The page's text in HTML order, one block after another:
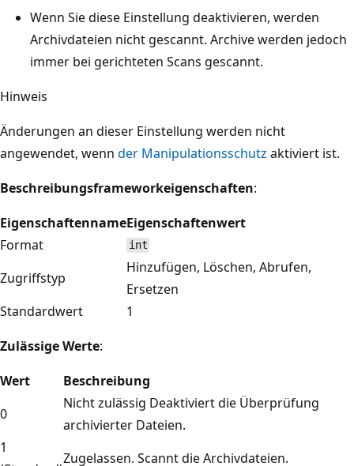
Wenn Sie diese Einstellung deaktivieren, werden
Archivdateien nicht gescannt. Archive werden jedoch
immer bei gerichteten Scans gescannt.
Hinweis
Änderungen an dieser Einstellung werden nicht
angewendet, wenn der Manipulationsschutz aktiviert ist.
Beschreibungsframeworkeigenschaften:
EigenschaftennameEigenschaftenwert
Format
int
Zugriffstyp
Hinzufügen, Löschen, Abrufen,
Ersetzen
Standardwert
1
Zulässige Werte:
Wert
Beschreibung
0
Nicht zulässig Deaktiviert die Überprüfung
archivierter Dateien.
1
Zugelassen. Scannt die Archivdateien.